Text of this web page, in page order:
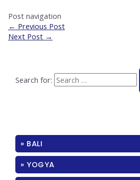
Post navigation
← Previous Post
Next Post →
Search for:
» BALI
» YOGYA